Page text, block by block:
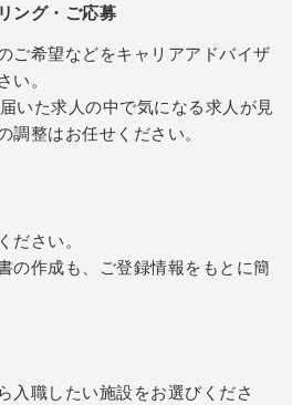
ング・ご応募
ご希望などをキャリアアドバイザ
い。
いた求人の中で気になる求人が見
調整はお任せください。
ださい。
の作成も、ご登録情報をもとに簡
入職したい施設をお選びくださ